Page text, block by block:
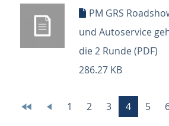
PM GRS
und Autoservice
die 2 Runde (PDF)
286.27 KB
Seitennummerierung
Erste Vorherige
Page
1 Page
2 Page
3
Aktuelle
Seite
4 Page
5